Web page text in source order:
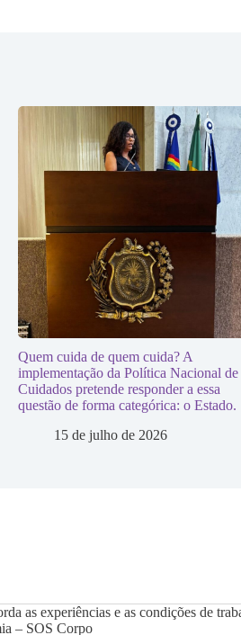
Quem cuida de quem cuida? A
implementação da Política Nacional de
Cuidados pretende responder a essa
questão de forma categórica: o Estado.
15 de julho de 2026
as experiências e as condições de
– SOS Corpo